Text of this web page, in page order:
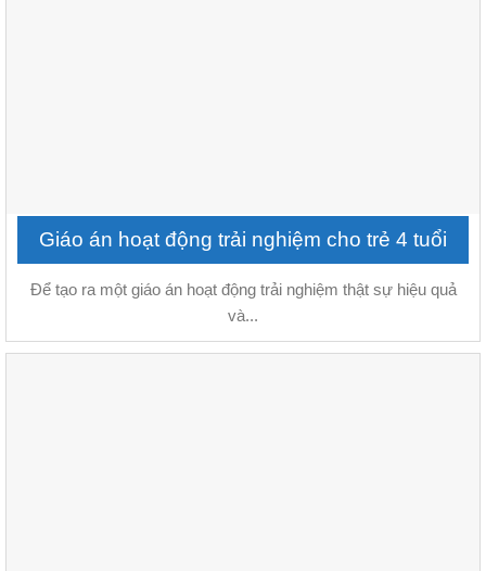
Giáo án hoạt động trải nghiệm cho trẻ 4 tuổi
Để tạo ra một giáo án hoạt động trải nghiệm thật sự hiệu quả
và...